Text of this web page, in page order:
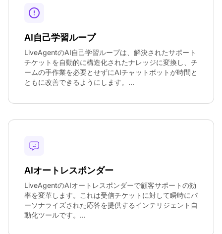
AI自己学習ループ
LiveAgentのAI自己学習ループは、解決されたサポート
チケットを自動的に構造化されたナレッジに変換し、チ
ームの手作業を必要とせずにAIチャットボットが時間と
ともに改善できるようにします。...
AIオートレスポンダー
LiveAgentのAIオートレスポンダーで顧客サポートの効
率を変革します。これは受信チケットに対して瞬時にパ
ーソナライズされた応答を提供するインテリジェント自
動化ツールです。...